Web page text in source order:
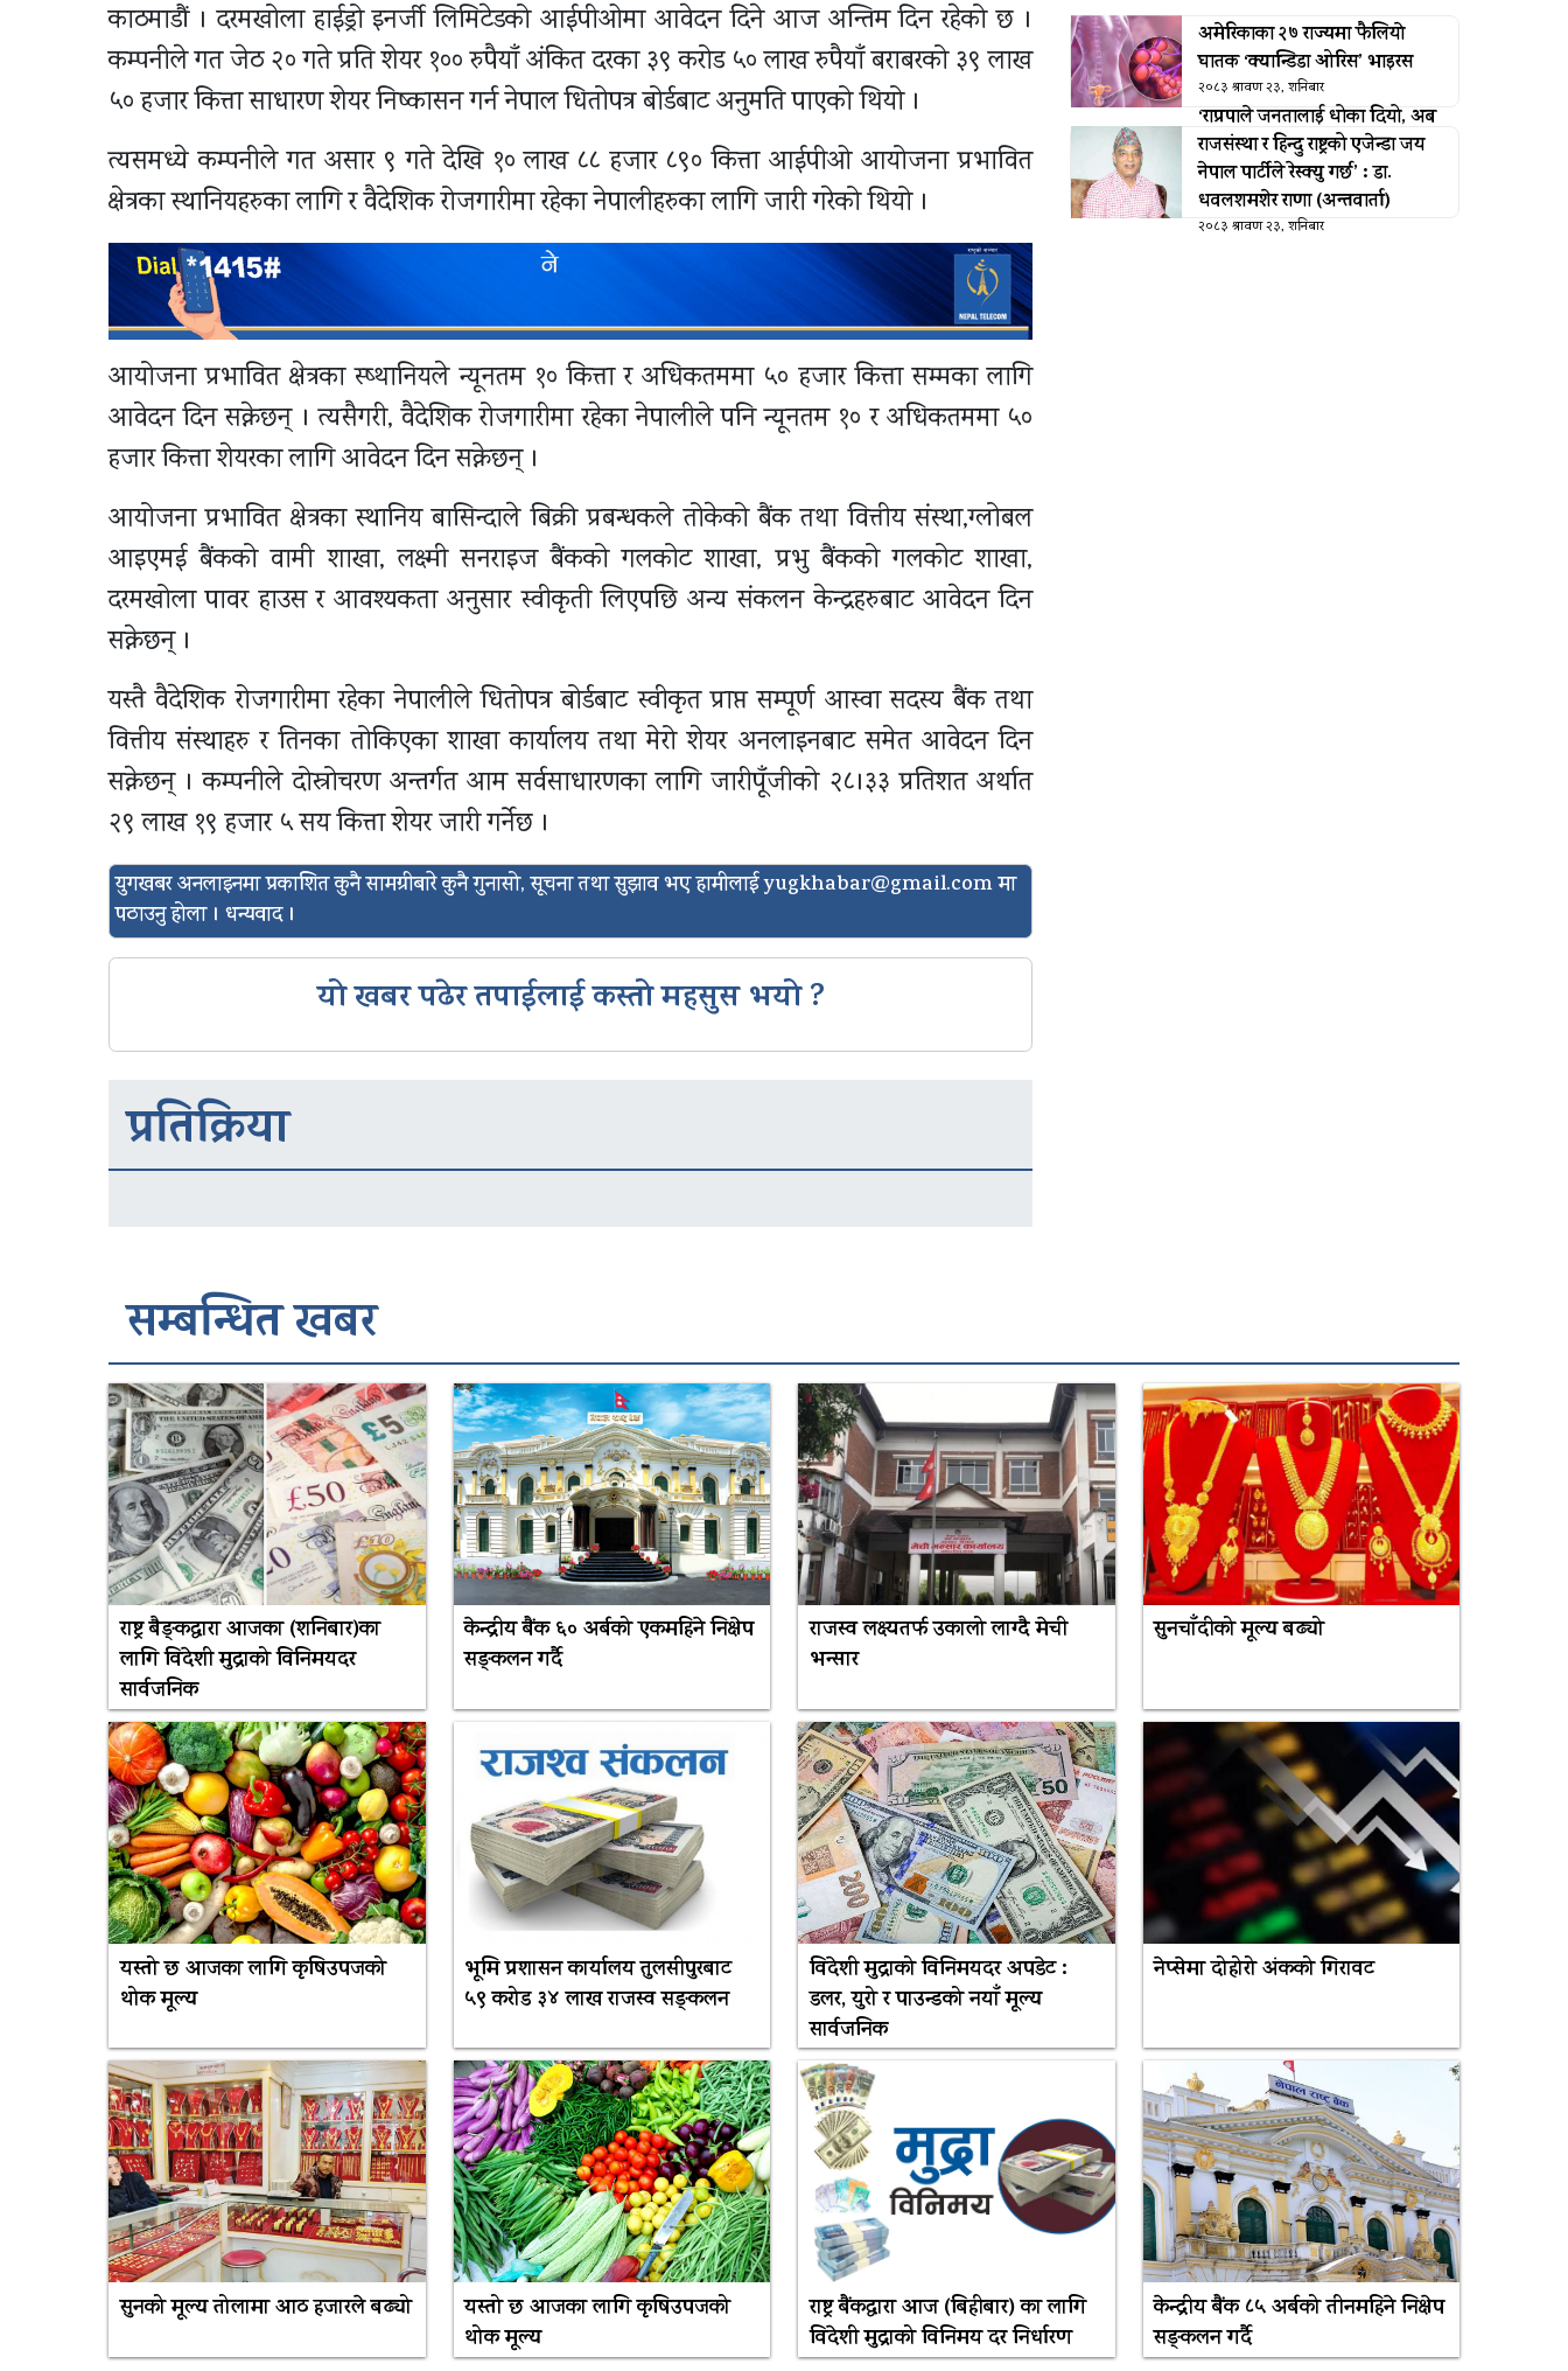
काठमाडौं । दरमखोला हाईड्रो इनर्जी लिमिटेडको आईपीओमा आवेदन दिने आज अन्तिम दिन रहेको छ ।
कम्पनीले गत जेठ २० गते प्रति शेयर १०० रुपैयाँ अंकित दरका ३९ करोड ५० लाख रुपैयाँ बराबरको ३९ लाख
५० हजार कित्ता साधारण शेयर निष्कासन गर्न नेपाल धितोपत्र बोर्डबाट अनुमति पाएको थियो ।
त्यसमध्ये कम्पनीले गत असार ९ गते देखि १० लाख ८८ हजार ८९० कित्ता आईपीओ आयोजना प्रभावित
क्षेत्रका स्थानियहरुका लागि र वैदेशिक रोजगारीमा रहेका नेपालीहरुका लागि जारी गरेको थियो ।
आयोजना प्रभावित क्षेत्रका स्ष्थानियले न्यूनतम १० कित्ता र अधिकतममा ५० हजार कित्ता सम्मका लागि
आवेदन दिन सक्नेछन् । त्यसैगरी, वैदेशिक रोजगारीमा रहेका नेपालीले पनि न्यूनतम १० र अधिकतममा ५०
हजार कित्ता शेयरका लागि आवेदन दिन सक्नेछन् ।
आयोजना प्रभावित क्षेत्रका स्थानिय बासिन्दाले बिक्री प्रबन्धकले तोकेको बैंक तथा वित्तीय संस्था,ग्लोबल
आइएमई बैंकको वामी शाखा, लक्ष्मी सनराइज बैंकको गलकोट शाखा, प्रभु बैंकको गलकोट शाखा,
दरमखोला पावर हाउस र आवश्यकता अनुसार स्वीकृती लिएपछि अन्य संकलन केन्द्रहरुबाट आवेदन दिन
सक्नेछन् ।
यस्तै वैदेशिक रोजगारीमा रहेका नेपालीले धितोपत्र बोर्डबाट स्वीकृत प्राप्त सम्पूर्ण आस्वा सदस्य बैंक तथा
वित्तीय संस्थाहरु र तिनका तोकिएका शाखा कार्यालय तथा मेरो शेयर अनलाइनबाट समेत आवेदन दिन
सक्नेछन् । कम्पनीले दोस्रोचरण अन्तर्गत आम सर्वसाधारणका लागि जारीपूँजीको २८।३३ प्रतिशत अर्थात
२९ लाख १९ हजार ५ सय कित्ता शेयर जारी गर्नेछ ।
युगखबर अनलाइनमा प्रकाशित कुनै सामग्रीबारे कुनै गुनासो, सूचना तथा सुझाव भए हामीलाईyugkhabar@gmail.comमा
पठाउनु होला । धन्यवाद ।
यो खबर पढेर तपाईलाई कस्तो महसुस भयो ?
प्रतिक्रिया
अमेरिकाका २७ राज्यमा फैलियाे
घातक ‘क्यान्डिडा ओरिस’ भाइरस
२०८३ श्रावण २३, शनिबार
‘राप्रपाले जनतालाई धोका दियो, अब
राजसंस्था र हिन्दु राष्ट्रको एजेन्डा जय
नेपाल पार्टीले रेस्क्यु गर्छ’ : डा.
धवलशमशेर राणा (अन्तवार्ता)
२०८३ श्रावण २३, शनिबार
सम्बन्धित खबर
राष्ट्र बैङ्कद्वारा आजका (शनिबार)का
लागि विदेशी मुद्राको विनिमयदर
सार्वजनिक
केन्द्रीय बैंक ६० अर्बको एकमहिने निक्षेप
सङ्कलन गर्दै
राजस्व लक्ष्यतर्फ उकालो लाग्दै मेची
भन्सार
सुनचाँदीको मूल्य बढ्यो
यस्तो छ आजका लागि कृषिउपजको
थोक मूल्य
भूमि प्रशासन कार्यालय तुलसीपुरबाट
५९ करोड ३४ लाख राजस्व सङ्कलन
विदेशी मुद्राको विनिमयदर अपडेट :
डलर, युरो र पाउन्डको नयाँ मूल्य
सार्वजनिक
नेप्सेमा दोहोरो अंकको गिरावट
सुनको मूल्य तोलामा आठ हजारले बढ्यो
यस्तो छ आजका लागि कृषिउपजको
थोक मूल्य
राष्ट्र बैंकद्धारा आज (बिहीबार) का लागि
विदेशी मुद्राको विनिमय दर निर्धारण
केन्द्रीय बैंक ८५ अर्बको तीनमहिने निक्षेप
सङ्कलन गर्दै